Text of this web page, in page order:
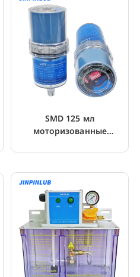
SMD 125 мл
моторизованные
автоматические